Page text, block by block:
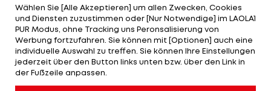
Adam Hlozek ist unweit von Brünn geboren
Foto: ©getty
Wählen Sie [Alle Akzeptieren] um allen Zwecken, Cookies
und Diensten zuzustimmen oder [Nur Notwendige] im LAOLA1
PUR Modus, ohne Tracking uns Peronsalisierung von
Werbung fortzufahren. Sie können mit [Optionen] auch eine
individuelle Auswahl zu treffen. Sie können Ihre Einstellungen
jederzeit über den Button links unten bzw. über den Link in
der Fußzeile anpassen.